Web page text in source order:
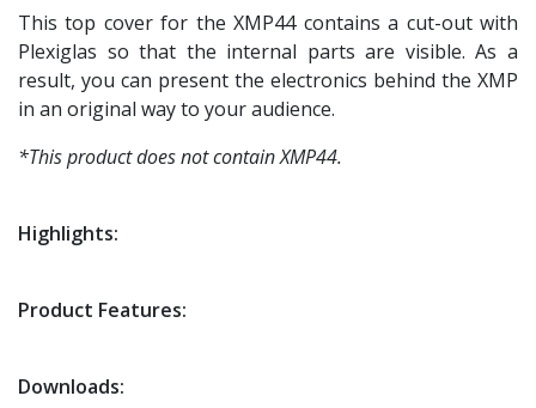
This top cover for the XMP44 contains a cut-out with
Plexiglas so that the internal parts are visible. As a
result, you can present the electronics behind the XMP
in an original way to your audience.
*This product does not contain XMP44.
Highlights:
Product Features:
Downloads: